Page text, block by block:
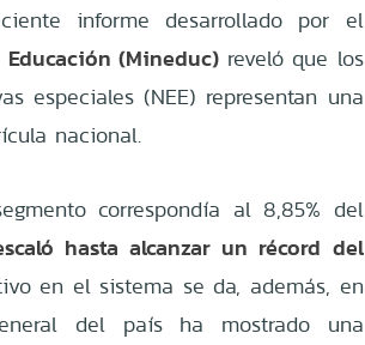
informe desarrollado por el
(Mineduc)reveló que los
especiales (NEE) representan una
nacional.
correspondía al 8,85% del
hasta alcanzar un récord del
en el sistema se da, además, en
del país ha mostrado una